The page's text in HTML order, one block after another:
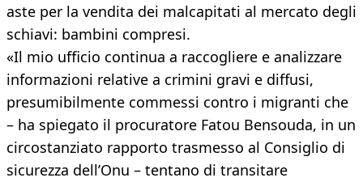
aste per la vendita dei malcapitati al mercato degli
schiavi: bambini compresi.
«Il mio ufficio continua a raccogliere e analizzare
informazioni relative a crimini gravi e diffusi,
presumibilmente commessi contro i migranti che
– ha spiegato il procuratore Fatou Bensouda, in un
circostanziato rapporto trasmesso al Consiglio di
sicurezza dell’Onu – tentano di transitare